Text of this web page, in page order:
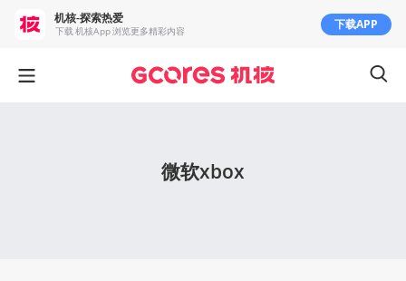
微软xbox
机核-探索热爱
下载 机核App 浏览更多精彩内容 下载APP